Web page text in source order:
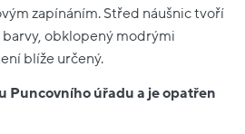
zapínáním. Střed náušnic tvoří
obklopený modrými
blíže určený.
Puncovního úřadu a je opatřen